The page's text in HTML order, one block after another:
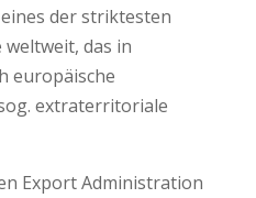
der striktesten
das in
europäische
extraterritoriale
Export Administration